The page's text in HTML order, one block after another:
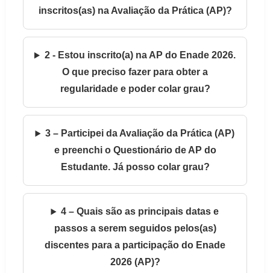
inscritos(as) na Avaliação da Prática (AP)?
2 - Estou inscrito(a) na AP do Enade 2026.
O que preciso fazer para obter a
regularidade e poder colar grau?
3 – Participei da Avaliação da Prática (AP)
e preenchi o Questionário de AP do
Estudante. Já posso colar grau?
4 – Quais são as principais datas e
passos a serem seguidos pelos(as)
discentes para a participação do Enade
2026 (AP)?